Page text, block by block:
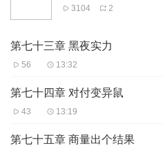
3104 2
第七十三章 黑夜实力
56 13:32
第七十四章 对付变异鼠
43 13:19
第七十五章 商量出个结果